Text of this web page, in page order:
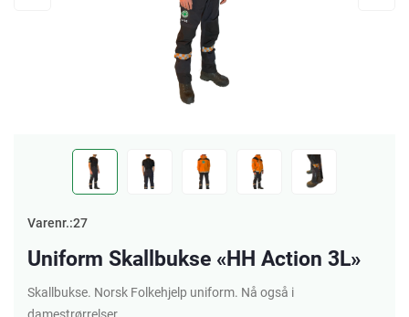
Varenr.:27
Uniform Skallbukse «HH Action 3L»
Skallbukse. Norsk Folkehjelp uniform. Nå også i